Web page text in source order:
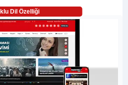
Dil Özelliği